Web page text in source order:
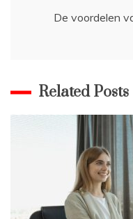
De voordelen
Related Posts